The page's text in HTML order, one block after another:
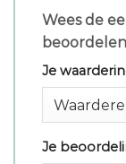
Wees de
beoordelen
Je
Je